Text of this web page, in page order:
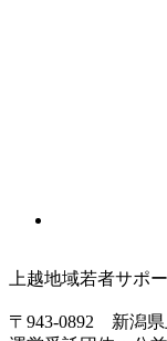
上越地域若者サポ
〒943-0892 新潟